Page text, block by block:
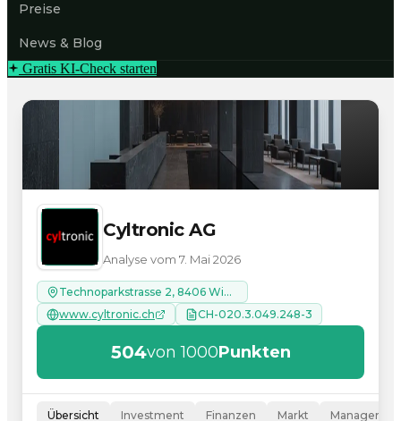
Preise
News & Blog
Gratis KI-Check starten
Cyltronic AG
Analyse vom 7. Mai 2026
Technoparkstrasse 2, 8406 Winterthur
www.cyltronic.ch
CH-020.3.049.248-3
504von 1000Punkten
Übersicht Investment Finanzen Markt